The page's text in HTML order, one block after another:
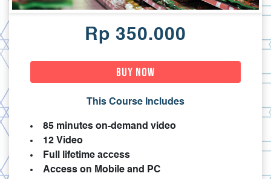
Rp 350.000
Buy Now
This Course Includes
85 minutes on-demand video
12 Video
Full lifetime access
Access on Mobile and PC